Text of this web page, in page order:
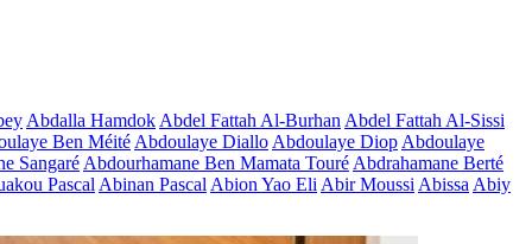
Abdalla Hamdok Abdel Fattah Al-Burhan Abdel Fattah Al-Sissi
Ben Méité Abdoulaye Diallo Abdoulaye Diop Abdoulaye
Sangaré Abdourhamane Ben Mamata Touré Abdrahamane Berté
Pascal Abinan Pascal Abion Yao Eli Abir Moussi Abissa Abiy